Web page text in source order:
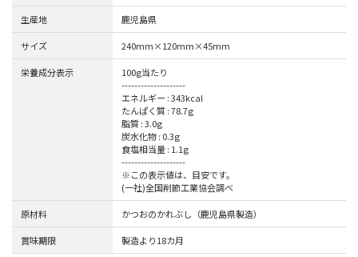
生産地 鹿児島県
サイズ 240mm×120mm×45mm
栄養成分表示
100g当たり
--------------------
エネルギー : 343kcal
たんぱく質 : 78.7g
脂質 : 3.0g
炭水化物 : 0.3g
食塩相当量 : 1.1g
--------------------
※この表示値は、目安です。
(一社)全国削節工業協会調べ
原材料 かつおのかれぶし（鹿児島県製造）
賞味期限 製造より18カ月